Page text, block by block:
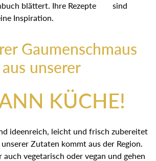
blättert. Ihre Rezepte sind
Inspiration.
Gaumenschmaus
aus unserer
KÜCHE!
ideenreich, leicht und frisch zubereitet
Zutaten kommt aus der Region.
vegetarisch oder vegan und gehen